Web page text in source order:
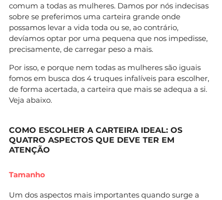
comum a todas as mulheres. Damos por nós indecisas
sobre se preferimos uma carteira grande onde
possamos levar a vida toda ou se, ao contrário,
devíamos optar por uma pequena que nos impedisse,
precisamente, de carregar peso a mais.
Por isso, e porque nem todas as mulheres são iguais
fomos em busca dos 4 truques infalíveis para escolher,
de forma acertada, a carteira que mais se adequa a si.
Veja abaixo.
COMO ESCOLHER A CARTEIRA IDEAL: OS
QUATRO ASPECTOS QUE DEVE TER EM
ATENÇÃO
Tamanho
Um dos aspectos mais importantes quando surge a